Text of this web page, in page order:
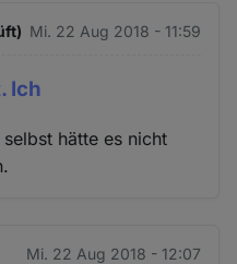
Mi. 22 Aug 2018 - 11:59
Ich
hätte es nicht
Mi. 22 Aug 2018 - 12:07